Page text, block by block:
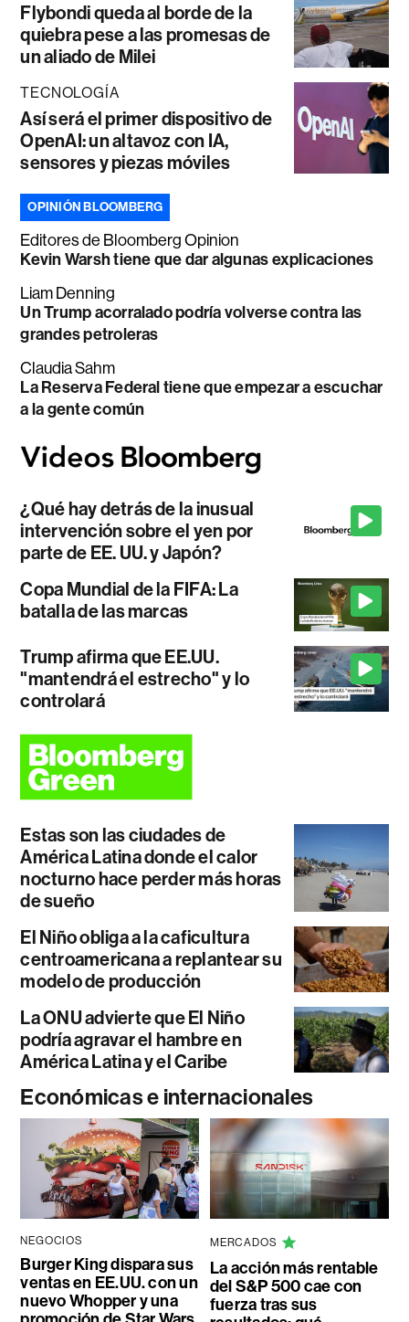
Flybondi queda al borde de la
quiebra pese a las promesas de
un aliado de Milei
TECNOLOGÍA
Así será el primer dispositivo de
OpenAI: un altavoz con IA,
sensores y piezas móviles
OPINIÓN BLOOMBERG
Editores de Bloomberg Opinion
Kevin Warsh tiene que dar algunas explicaciones
Liam Denning
Un Trump acorralado podría volverse contra las
grandes petroleras
Claudia Sahm
La Reserva Federal tiene que empezar a escuchar
a la gente común
¿Qué hay detrás de la inusual
intervención sobre el yen por
parte de EE. UU. y Japón?
Copa Mundial de la FIFA: La
batalla de las marcas
Trump afirma que EE.UU.
"mantendrá el estrecho" y lo
controlará
Estas son las ciudades de
América Latina donde el calor
nocturno hace perder más horas
de sueño
El Niño obliga a la caficultura
centroamericana a replantear su
modelo de producción
La ONU advierte que El Niño
podría agravar el hambre en
América Latina y el Caribe
Económicas e internacionales
NEGOCIOS
Burger King dispara sus
ventas en EE.UU. con un
nuevo Whopper y una
MERCADOS
La acción más rentable
del S&P 500 cae con
fuerza tras sus